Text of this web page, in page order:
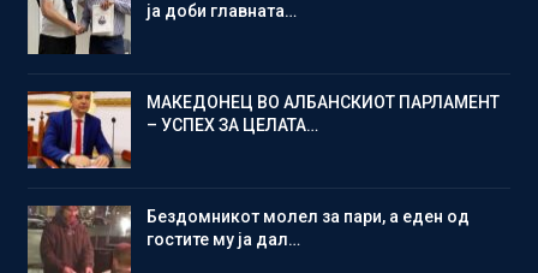
ја доби главната…
МАКЕДОНЕЦ ВО АЛБАНСКИОТ ПАРЛАМЕНТ
– УСПЕХ ЗА ЦЕЛАТА…
Бездомникот молел за пари, а еден од
гостите му ја дал…